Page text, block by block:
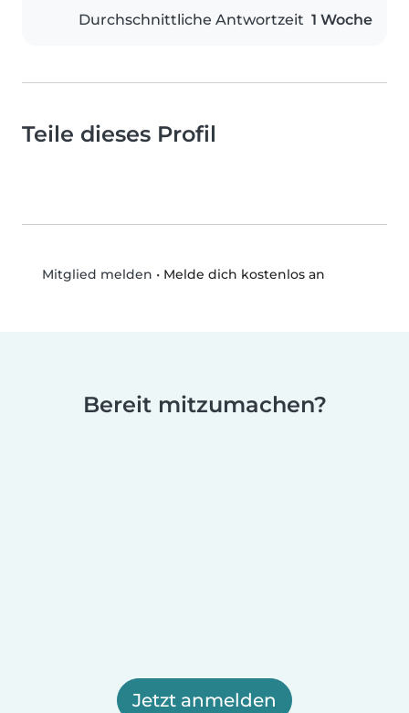
Durchschnittliche Antwortzeit 1 Woche
Teile dieses Profil
Mitglied melden • Melde dich kostenlos an
Bereit mitzumachen?
Jetzt anmelden